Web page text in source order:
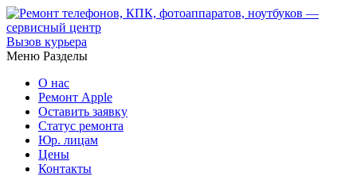
Вызов курьера
Меню Разделы
О нас
Ремонт Apple
Оставить заявку
Статус ремонта
Юр. лицам
Цены
Контакты